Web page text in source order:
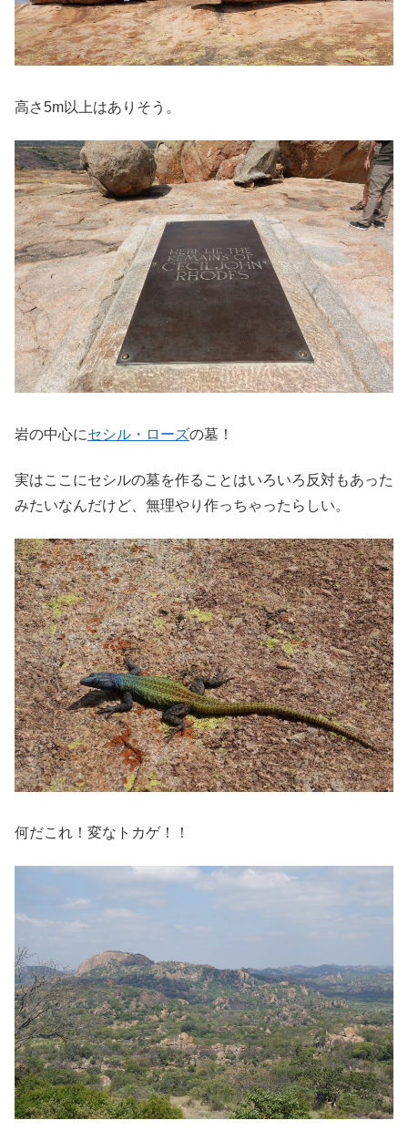
高さ5m以上はありそう。
岩の中心にセシル・ローズの墓！
実はここにセシルの墓を作ることはいろいろ反対もあった
みたいなんだけど、無理やり作っちゃったらしい。
何だこれ！変なトカゲ！！